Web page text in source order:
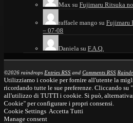
Max su Fujimaru Ritsuka
raffaele mango su Fujimaru
– 07-08
Daniela su F.A.Q.
©2026 raindrops Entries RSS and Comments RSS
Utilizziamo i cookie per fornire all'utente la
ricordando tutte le sue preferenze. Cliccando su
all'utilizzo di TUTTI i cookie. Si può,
Cookie" per configurare i propri consensi.
Cookie Settings Accetta Tutti
Manage consent